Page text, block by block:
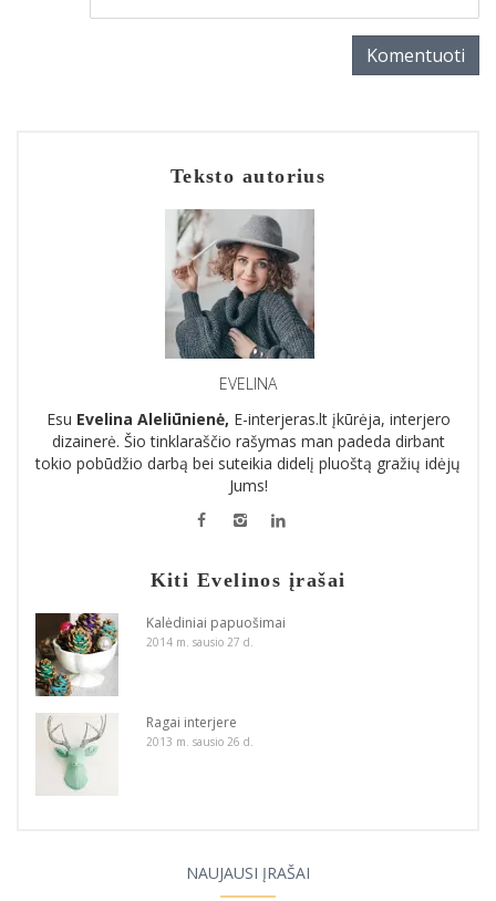
NAUJAUSI ĮRAŠAI
Komentuoti
Teksto autorius
EVELINA
Esu Evelina Aleliūnienė, E-interjeras.lt įkūrėja, interjero
dizainerė. Šio tinklaraščio rašymas man padeda dirbant
tokio pobūdžio darbą bei suteikia didelį pluoštą gražių idėjų
Jums!
Kiti Evelinos įrašai
Kalėdiniai papuošimai
2014 m. sausio 27 d.
Ragai interjere
2013 m. sausio 26 d.